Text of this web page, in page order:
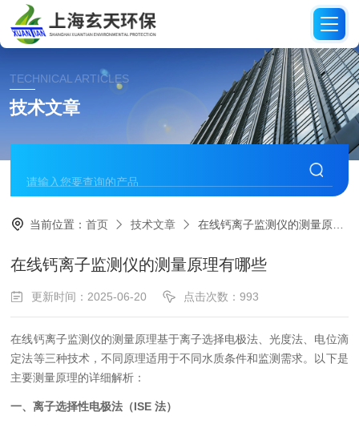
TECHNICAL ARTICLES
技术文章
当前位置：首页 技术文章 在线钙离子监测仪的测量原理有哪些
在线钙离子监测仪的测量原理有哪些
更新时间：2025-06-20 点击次数：993
在线钙离子监测仪的测量原理基于离子选择电极法、光度法、电位滴
定法等三种技术，不同原理适用于不同水质条件和监测需求。以下是
主要测量原理的详细解析：
一、离子选择性电极法（ISE 法）